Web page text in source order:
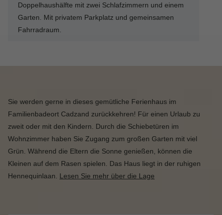
Doppelhaushälfte mit zwei Schlafzimmern und einem
Garten. Mit privatem Parkplatz und gemeinsamen
Fahrradraum.
Sie werden gerne in dieses gemütliche Ferienhaus im
Familienbadeort Cadzand zurückkehren! Für einen Urlaub zu
zweit oder mit den Kindern. Durch die Schiebetüren im
Wohnzimmer haben Sie Zugang zum großen Garten mit viel
Grün. Während die Eltern die Sonne genießen, können die
Kleinen auf dem Rasen spielen. Das Haus liegt in der ruhigen
Hennequinlaan. Lesen Sie mehr über die Lage